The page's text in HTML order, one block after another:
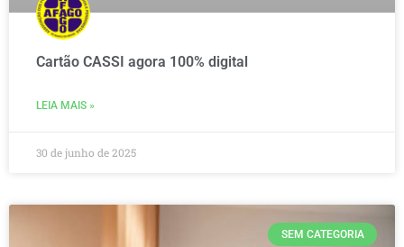
Cartão CASSI agora 100% digital
LEIA MAIS »
30 de junho de 2025
SEM CATEGORIA